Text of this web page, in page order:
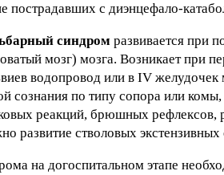
пострадавших с диэнцефало-
синдром развивается при
мозг) мозга. Возникает при
водопровод или в IV
сознания по типу сопора или
реакций, брюшных рефлексов,
развитие стволовых экстензивных
на догоспитальном этапе